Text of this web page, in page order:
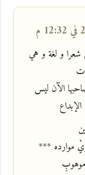
شعرا و لغة و هي
الآن ليس
موارده ***